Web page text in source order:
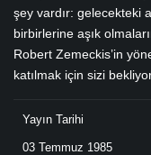
şey vardır: gelecekteki
birbirlerine aşık
Robert Zemeckis’in
katılmak için sizi
Yayın Tarihi
03 Temmuz 1985